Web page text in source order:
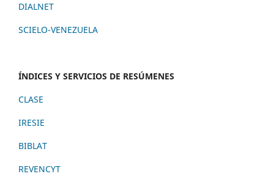
DIALNET
SCIELO-VENEZUELA
ÍNDICES Y SERVICIOS DE RESÚMENES
CLASE
IRESIE
BIBLAT
REVENCYT